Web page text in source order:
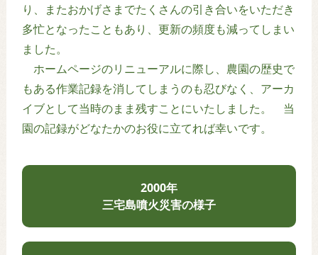
り、またおかげさまでたくさんの引き合いをいただき
多忙となったこともあり、更新の頻度も減ってしまい
ました。
ホームページのリニューアルに際し、農園の歴史で
もある作業記録を消してしまうのも忍びなく、アーカ
イブとして当時のまま残すことにいたしました。 当
園の記録がどなたかのお役に立てれば幸いです。
2000年
三宅島噴火災害の様子